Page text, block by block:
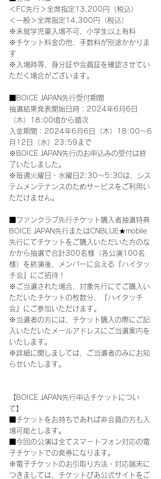
＜FC先行＞全席指定13,200円（税込）
＜一般＞全席指定14,300円（税込）
※未就学児童入場不可、小学生以上有料
※チケット料金の他、手数料が別途かかりま
す
※入場時等、身分証や会員証を確認させてい
ただく場合がございます。
■BOICE JAPAN先行受付期間
抽選結果発表開始日時：2024年6月6日
（木）18:00頃から順次
入金期間：2024年6月6日（木）18:00～6
月12日（水）23:59まで
※BOICE JAPAN先行のお申込みの受付は終
了いたしました。
※毎週火曜日・水曜日2:30～5:30は、シス
テムメンテナンスのためサービスをご利用い
ただけません。
■ファンクラブ先行チケット購入者抽選特典
BOICE JAPAN先行またはCNBLUE★mobile
先行にてチケットをご購入いただいた方のな
かから抽選で合計300名様（各公演100名
様）を終演後、メンバーに会える『ハイタッ
チ会』にご招待！
※ご当選された場合、対象先行にてご購入い
ただいたチケットの枚数分、『ハイタッチ
会』にご参加いただけます。
※当選者の方には、チケット購入の際にご記
入いただいたメールアドレスにご当選案内を
いたします。
※詳細に関しましては、ご当選者のみにお知
らせいたします。
【BOICE JAPAN先行申込チケットについ
て】
■チケットをお持ちであれば非会員の方も入
場可能とします。
■今回の公演は全てスマートフォン対応の電
子チケットでの発券になります。
※電子チケットのお引取り方法・対応端末に
つきましては、チケットぴあ公式サイトをご